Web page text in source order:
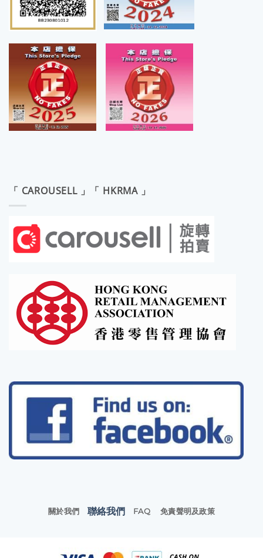
「 CAROUSELL 」「 HKRMA 」
關於我們 聯絡我們 FAQ 免責聲明及政策